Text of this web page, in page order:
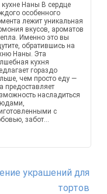
кухне Наны В сердце
особенного
лежит уникальная
вкусов, ароматов
Именно это вы
обратившись на
Наны. Эта
кухня
гораздо
чем просто еду —
предоставляет
насладиться
с
забот...
украшений для
тортов